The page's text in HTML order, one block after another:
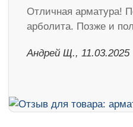
Отличная арматура!
арболита. Позже и
Андрей Щ., 11.03.2025